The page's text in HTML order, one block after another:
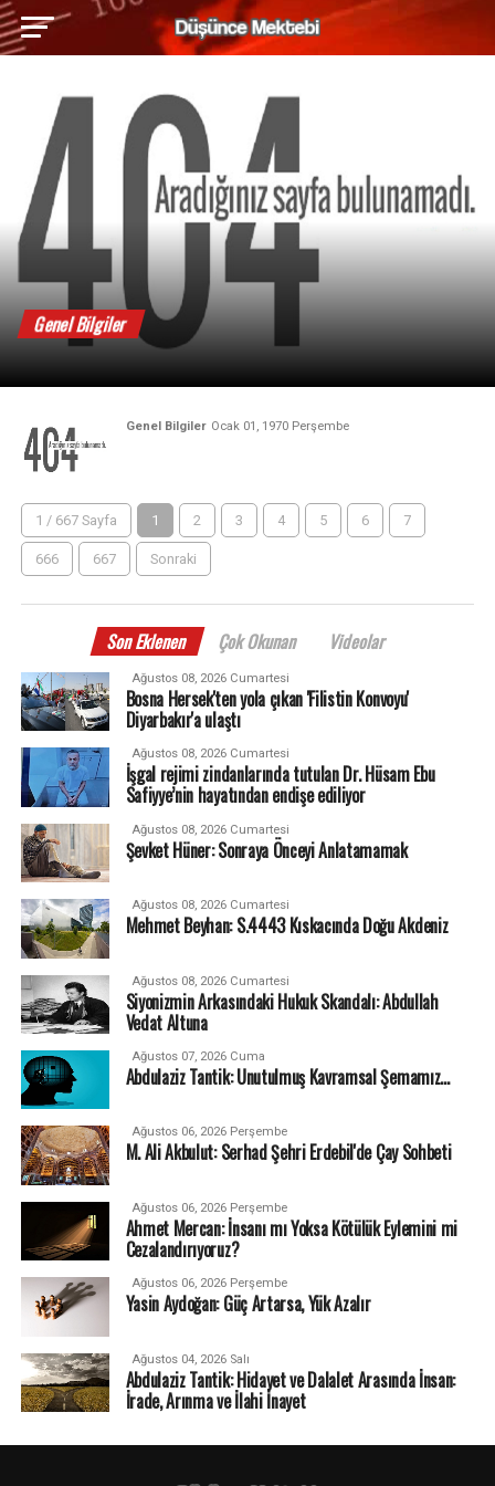
Genel Bilgiler
Genel Bilgiler Ocak 01, 1970 Perşembe
1 / 667 Sayfa 1 2 3 4 5 6 7
666 667 Sonraki
Son Eklenen Çok Okunan Videolar
Ağustos 08, 2026 Cumartesi
Bosna Hersek'ten yola çıkan 'Filistin Konvoyu'
Diyarbakır'a ulaştı
Ağustos 08, 2026 Cumartesi
İşgal rejimi zindanlarında tutulan Dr. Hüsam Ebu
Safiyye’nin hayatından endişe ediliyor
Ağustos 08, 2026 Cumartesi
Şevket Hüner: Sonraya Önceyi Anlatamamak
Ağustos 08, 2026 Cumartesi
Mehmet Beyhan: S.4443 Kıskacında Doğu Akdeniz
Ağustos 08, 2026 Cumartesi
Siyonizmin Arkasındaki Hukuk Skandalı: Abdullah
Vedat Altuna
Ağustos 07, 2026 Cuma
Abdulaziz Tantik: Unutulmuş Kavramsal Şemamız…
Ağustos 06, 2026 Perşembe
M. Ali Akbulut: Serhad Şehri Erdebil'de Çay Sohbeti
Ağustos 06, 2026 Perşembe
Ahmet Mercan: İnsanı mı Yoksa Kötülük Eylemini mi
Cezalandırıyoruz?
Ağustos 06, 2026 Perşembe
Yasin Aydoğan: Güç Artarsa, Yük Azalır
Ağustos 04, 2026 Salı
Abdulaziz Tantik: Hidayet ve Dalalet Arasında İnsan:
İrade, Arınma ve İlahi İnayet